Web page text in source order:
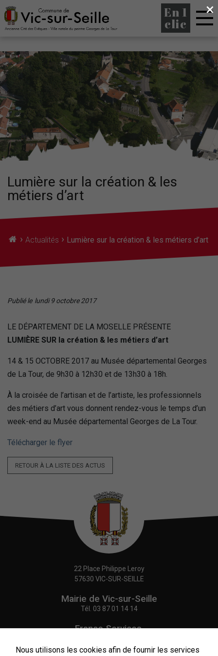
En 1
clic
Lumière sur la création & les
métiers d’art
› Actualités › Lumière sur la création & les métiers d’art
Publié le lundi 9 octobre 2017
LE DÉPARTEMENT DE LA MOSELLE PRÉSENTE
LUMIÈRE SUR la création & les métiers d’art
14 & 15 OCTOBRE 2017 au Musée départemental Georges
de La Tour, de 9h30 à 12h30 et de 13h30 à 18h.
À la croisée de l’artisan et de l’artiste, les professionnels
des métiers d’art vous donnent rendez-vous le temps d’un
week-end au Musée départemental Georges de La Tour.
Télécharger le flyer
RETOUR À LA LISTE DES ACTUS
22 Place Philippe Leroy
57630 VIC-SUR-SEILLE
Mairie de Vic-sur-Seille
Tél. 03 87 01 14 14
France Services,
Tél.03 87 86 41 48
×
Nous utilisons les cookies afin de fournir les services